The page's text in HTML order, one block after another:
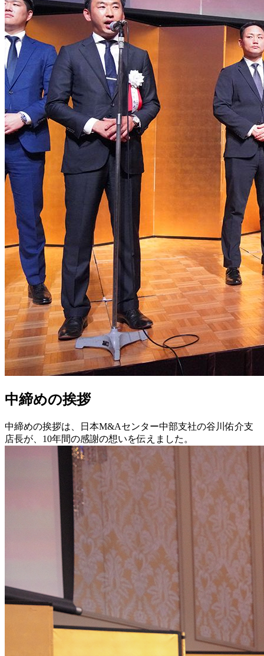
中締めの挨拶
中締めの挨拶は、日本M&Aセンター中部支社の谷川佑介支
店長が、10年間の感謝の想いを伝えました。